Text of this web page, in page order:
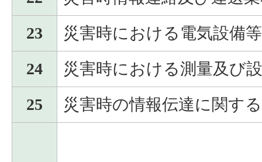
23
災害時における電気設備
24
災害時における測量及び
25
災害時の情報伝達に関す